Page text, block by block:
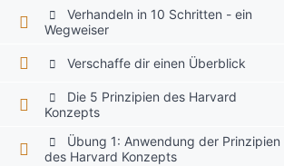
Verhandeln in 10 Schritten - ein
Wegweiser
Verschaffe dir einen Überblick
Die 5 Prinzipien des Harvard
Konzepts
Übung 1: Anwendung der Prinzipien
des Harvard Konzepts